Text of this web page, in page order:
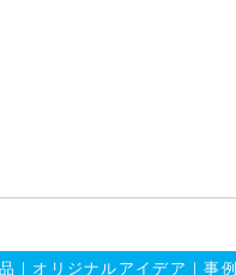
｜ オリジナルアイデア ｜事例